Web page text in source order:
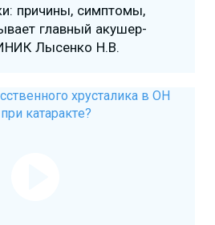
причины, симптомы,
главный акушер-
Лысенко Н.В.